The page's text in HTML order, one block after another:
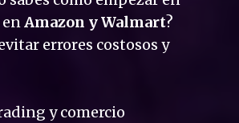
Amazon y Walmart?
errores costosos y
y comercio